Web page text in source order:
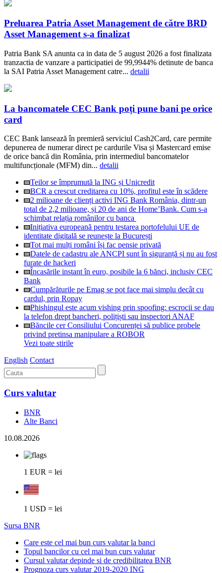
Preluarea Patria Asset Management de către BRD
Asset Management s-a finalizat
Patria Bank SA anunta ca in data de 5 august 2026 a fost finalizata
tranzactia de vanzare a participatiei de 99,9944% detinute de banca
la SAI Patria Asset Management catre... detalii
La bancomatele CEC Bank poți pune bani pe orice
card
CEC Bank lansează în premieră serviciul Cash2Card, care permite
depunerea de numerar direct pe cardurile Visa și Mastercard emise
de orice bancă din România, prin intermediul bancomatelor
multifuncționale (MFM) din... detalii
Teilor se împrumută la ING și Unicredit
BCR a crescut creditarea cu 10%, profitul este în scădere
2 milioane de clienți activi ING Bank România, dintr-un
total de 2,2 milioane, și 20 de ani de Home’Bank. Cum s-a
schimbat relația românilor cu banca
Inițiativa europeană pentru testarea portofelului UE de
identitate digitală se reunește la București
Tot mai mulți români își fac pensie privată
Datele de cadastru ale ANCPI sunt în siguranță și nu au fost
furate de hackeri
Încasările instant în euro, posibile la 6 bănci, inclusiv CEC
Bank
Cumpărăturile pe Emag se pot face mai simplu decât cu
cardul, prin Ropay
Phishingul este acum vishing prin spoofing: escrocii se dau
la telefon drept bancheri, polițiști sau inspectori ANAF
Băncile cer Consiliului Concurenței să publice probele
privind pretinsa manipulare a ROBOR
Vezi toate stirile
English Contact
Curs valutar
BNR
Alte Banci
10.08.2026
1 EUR = lei
1 USD = lei
Sursa BNR
Care este cel mai bun curs valutar la banci
Topul bancilor cu cel mai bun curs valutar
Cursul valutar depinde si de credibilitatea BNR
Prognoza curs valutar 2019-2020 ING